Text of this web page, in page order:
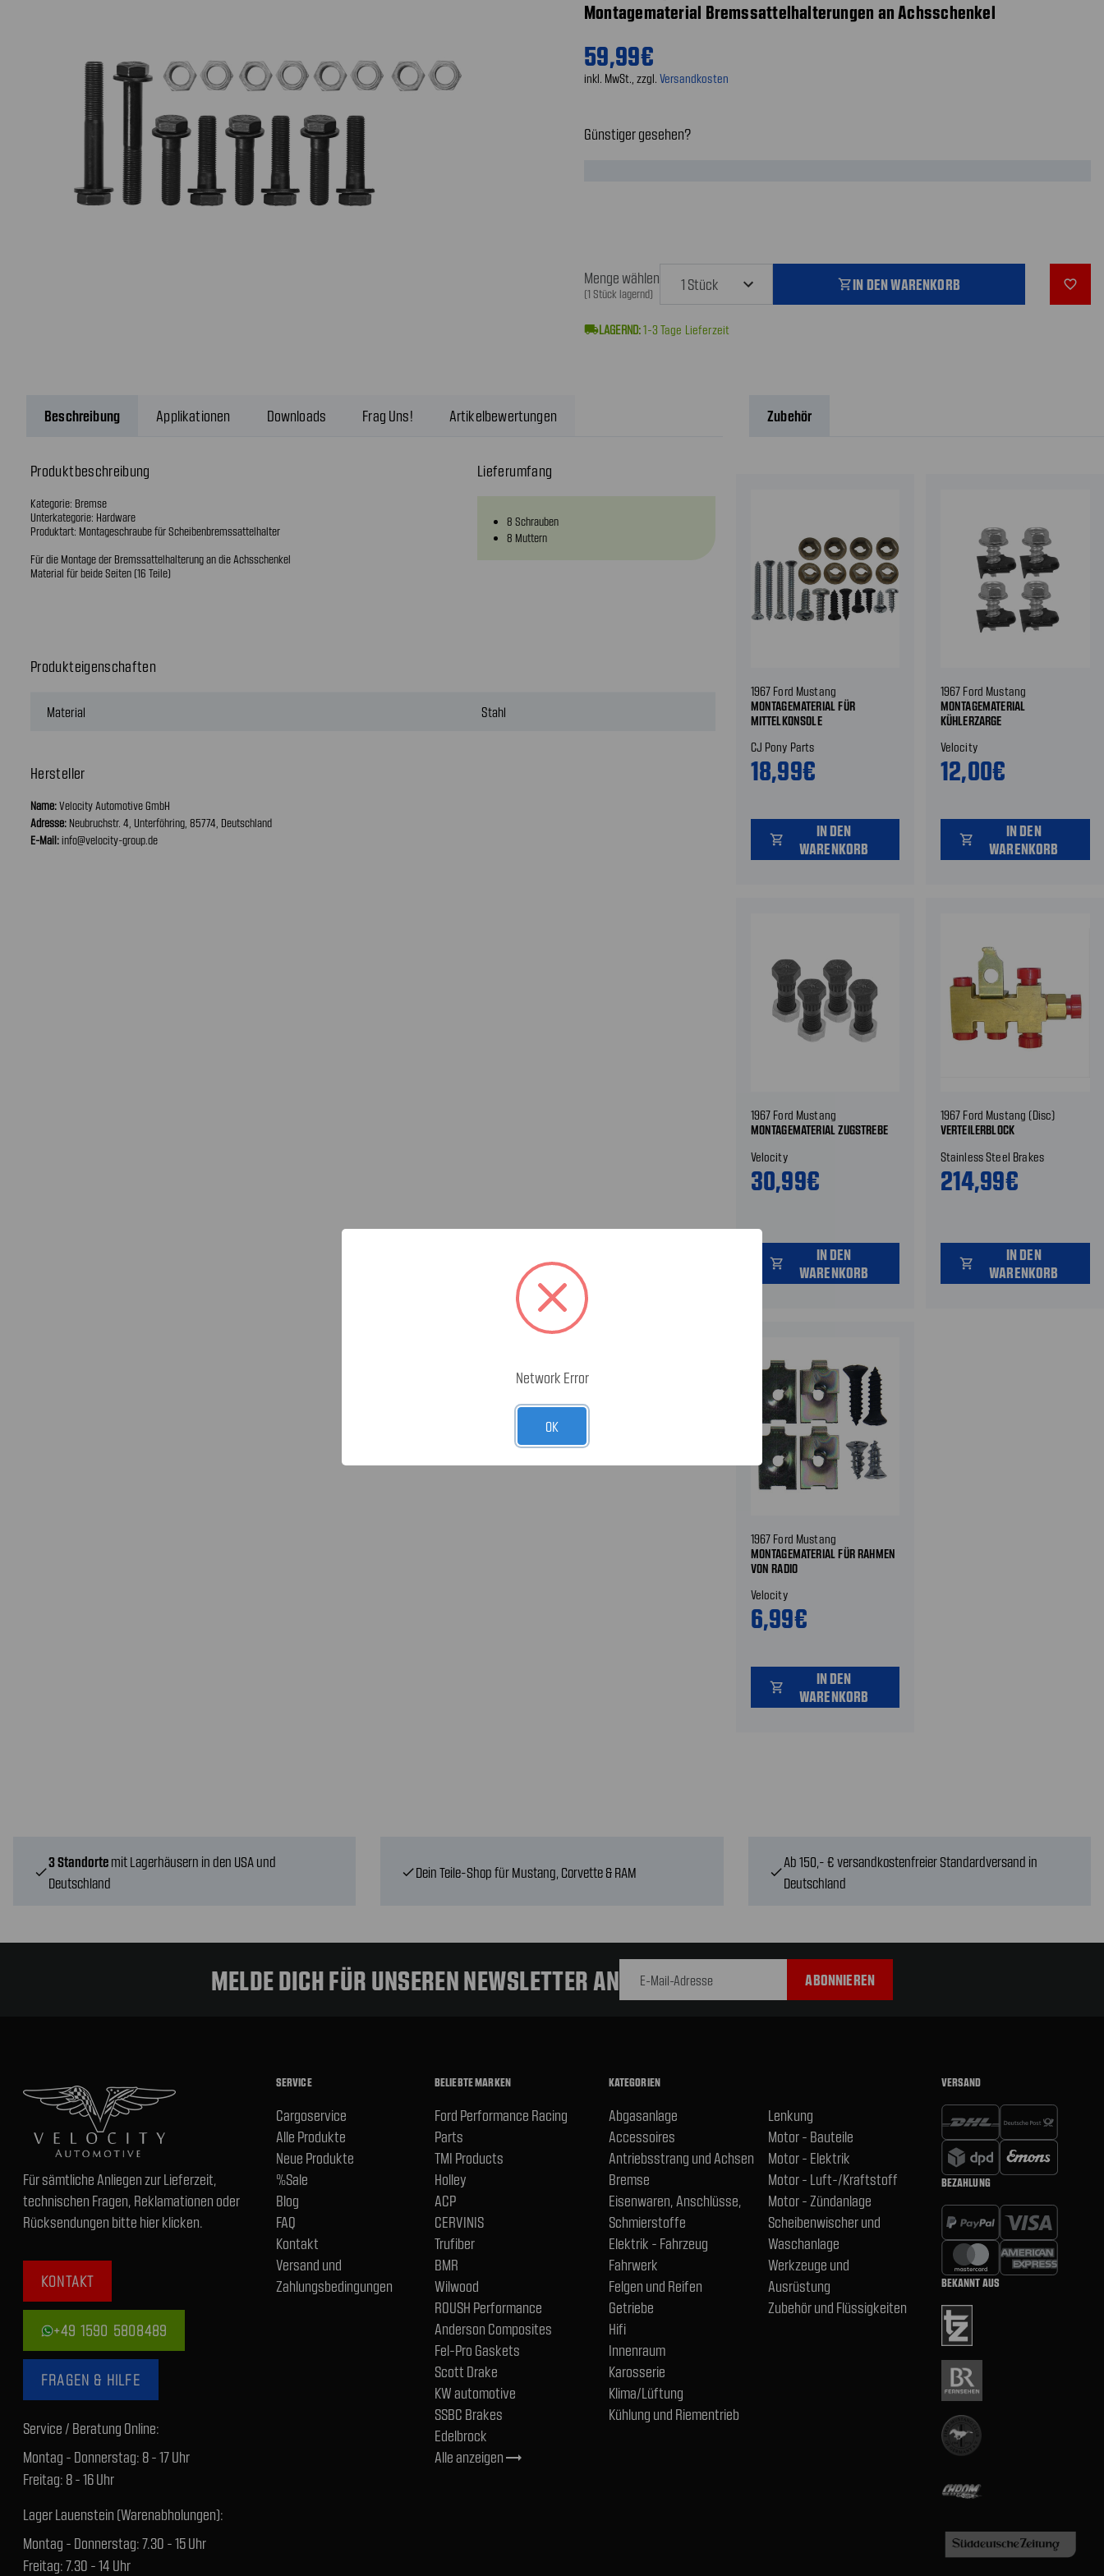
Montagematerial Bremssattelhalterungen an Achsschenkel
59,99€
inkl. MwSt., zzgl. Versandkosten
Günstiger gesehen?
Menge wählen
(1 Stück lagernd)
shopping_cartIN DEN WARENKORB favorite_outline
local_shipping 1-3 Tage Lieferzeit
Beschreibung Applikationen Downloads Frag Uns! Artikelbewertungen
Produktbeschreibung
Kategorie: Bremse
Unterkategorie: Hardware
Produktart: Montageschraube für Scheibenbremssattelhalter
Für die Montage der Bremssattelhalterung an die Achsschenkel
Material für beide Seiten (16 Teile)
Lieferumfang
8 Schrauben
8 Muttern
Produkteigenschaften
Material Stahl
Hersteller
Name:Velocity Automotive GmbH
Adresse: Neubruchstr. 4, Unterföhring, 85774, Deutschland
E-Mail:info@velocity-group.de
Zubehör
1967 Ford Mustang
MONTAGEMATERIAL FÜR
MITTELKONSOLE
CJ Pony Parts
18,99€
shopping_cart
IN DEN
WARENKORB
1967 Ford Mustang
MONTAGEMATERIAL
KÜHLERZARGE
Velocity
12,00€
shopping_cart
IN DEN
WARENKORB
1967 Ford Mustang
MONTAGEMATERIAL ZUGSTREBE
Velocity
30,99€
shopping_cart
IN DEN
WARENKORB
1967 Ford Mustang (Disc)
VERTEILERBLOCK
Stainless Steel Brakes
214,99€
shopping_cart
IN DEN
WARENKORB
1967 Ford Mustang
MONTAGEMATERIAL FÜR RAHMEN
VON RADIO
Velocity
6,99€
shopping_cart
IN DEN
WARENKORB
check
3 Standorte mit Lagerhäusern in den USA und
Deutschland
checkDein Teile-Shop für Mustang, Corvette & RAM check
Ab 150,- € versandkostenfreier Standardversand in
Deutschland
MELDE DICH FÜR UNSEREN NEWSLETTER AN
Für sämtliche Anliegen zur Lieferzeit,
technischen Fragen, Reklamationen oder
Rücksendungen bitte hier klicken.
KONTAKT
+49 1590 5808489
FRAGEN & HILFE
Service / Beratung Online:
Montag - Donnerstag: 8 - 17 Uhr
Freitag: 8 - 16 Uhr
Lager Lauenstein (Warenabholungen):
Montag - Donnerstag: 7.30 - 15 Uhr
Freitag: 7.30 - 14 Uhr
SERVICE
Cargoservice
Alle Produkte
Neue Produkte
%Sale
Blog
FAQ
Kontakt
Versand und
Zahlungsbedingungen
BELIEBTE MARKEN
Ford Performance Racing
Parts
TMI Products
Holley
ACP
CERVINIS
Trufiber
BMR
Wilwood
ROUSH Performance
Anderson Composites
Fel-Pro Gaskets
Scott Drake
KW automotive
SSBC Brakes
Edelbrock
Alle anzeigentrending_flat
KATEGORIEN
Abgasanlage
Accessoires
Antriebsstrang und Achsen
Bremse
Eisenwaren, Anschlüsse,
Schmierstoffe
Elektrik - Fahrzeug
Fahrwerk
Felgen und Reifen
Getriebe
Hifi
Innenraum
Karosserie
Klima/Lüftung
Kühlung und Riementrieb
Lenkung
Motor - Bauteile
Motor - Elektrik
Motor - Luft-/Kraftstoff
Motor - Zündanlage
Scheibenwischer und
Waschanlage
Werkzeuge und
Ausrüstung
Zubehör und Flüssigkeiten
VERSAND
BEZAHLUNG
BEKANNT AUS
Network Error
OK